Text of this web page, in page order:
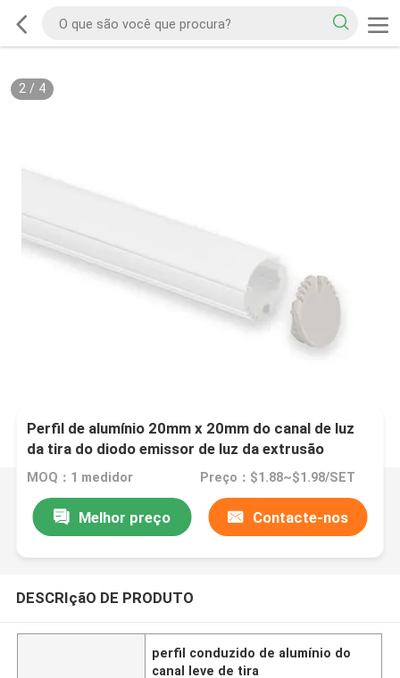
2/ 4
Perfil de alumínio 20mm x 20mm do canal de luz
da tira do diodo emissor de luz da extrusão
MOQ：1 medidor Preço：$1.88~$1.98/SET
Melhor preço Contacte-nos
DESCRIçãO DE PRODUTO
perfil conduzido de alumínio do
canal leve de tira